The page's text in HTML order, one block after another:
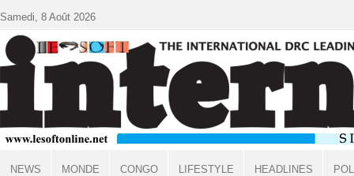
Samedi, 8 Août 2026
NEWS MONDE CONGO LIFESTYLE HEADLINES